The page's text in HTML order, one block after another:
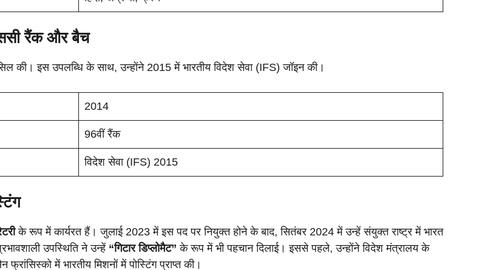
रैंक और बैच
की। इस उपलब्धि के साथ, उन्होंने 2015 में भारतीय विदेश सेवा (IFS) जॉइन की।
2014
96वीं रैंक
विदेश सेवा (IFS) 2015
के रूप में कार्यरत हैं। जुलाई 2023 में इस पद पर नियुक्त होने के बाद, सितंबर 2024 में उन्हें संयुक्त राष्ट्र में भारत
उपस्थिति ने उन्हें “गिटार डिप्लोमैट” के रूप में भी पहचान दिलाई। इससे पहले, उन्होंने विदेश मंत्रालय के
में भारतीय मिशनों में पोस्टिंग प्राप्त की।